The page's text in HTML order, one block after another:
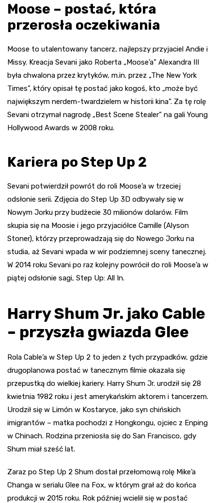
Moose – postać, która
przerosła oczekiwania
Moose to utalentowany tancerz, najlepszy przyjaciel Andie i
Missy. Kreacja Sevani jako Roberta „Moose’a” Alexandra III
była chwalona przez krytyków, m.in. przez „The New York
Times”, który opisał tę postać jako kogoś, kto „może być
największym nerdem-twardzielem w historii kina”. Za tę rolę
Sevani otrzymał nagrodę „Best Scene Stealer” na gali Young
Hollywood Awards w 2008 roku.
Kariera po Step Up 2
Sevani potwierdził powrót do roli Moose’a w trzeciej
odsłonie serii. Zdjęcia do Step Up 3D odbywały się w
Nowym Jorku przy budżecie 30 milionów dolarów. Film
skupia się na Moosie i jego przyjaciółce Camille (Alyson
Stoner), którzy przeprowadzają się do Nowego Jorku na
studia, aż Sevani wpada w wir podziemnej sceny tanecznej.
W 2014 roku Sevani po raz kolejny powrócił do roli Moose’a w
piątej odsłonie sagi, Step Up: All In.
Harry Shum Jr. jako Cable
– przyszła gwiazda Glee
Rola Cable’a w Step Up 2 to jeden z tych przypadków, gdzie
drugoplanowa postać w tanecznym filmie okazała się
przepustką do wielkiej kariery. Harry Shum Jr. urodził się 28
kwietnia 1982 roku i jest amerykańskim aktorem i tancerzem.
Urodził się w Limón w Kostaryce, jako syn chińskich
imigrantów – matka pochodzi z Hongkongu, ojciec z Enping
w Chinach. Rodzina przeniosła się do San Francisco, gdy
Shum miał sześć lat.
Zaraz po Step Up 2 Shum dostał przełomową rolę Mike’a
Changa w serialu Glee na Fox, w którym grał aż do końca
produkcji w 2015 roku. Rok później wcielił się w postać